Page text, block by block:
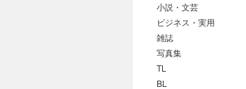
小説・文芸
ビジネス・実用
雑誌
写真集
TL
BL